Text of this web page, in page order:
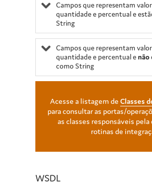
Campos que representam
quantidade e percentual e
String
Campos que representam
quantidade e percentual e não
como String
Acesse a listagem de Classes
para consultar as portas/
as classes responsáveis pela
rotinas de
WSDL